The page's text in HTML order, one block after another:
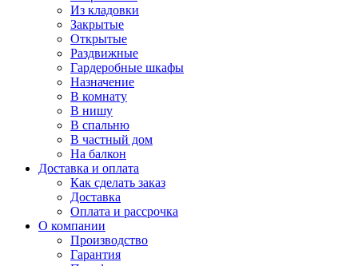
Из кладовки
Закрытые
Открытые
Раздвижные
Гардеробные шкафы
Назначение
В комнату
В нишу
В спальню
В частный дом
На балкон
Доставка и оплата
Как сделать заказ
Доставка
Оплата и рассрочка
О компании
Производство
Гарантия